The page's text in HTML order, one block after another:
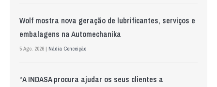
Wolf mostra nova geração de lubrificantes, serviços e
embalagens na Automechanika
5 Ago. 2026 | Nádia Conceição
“A INDASA procura ajudar os seus clientes a